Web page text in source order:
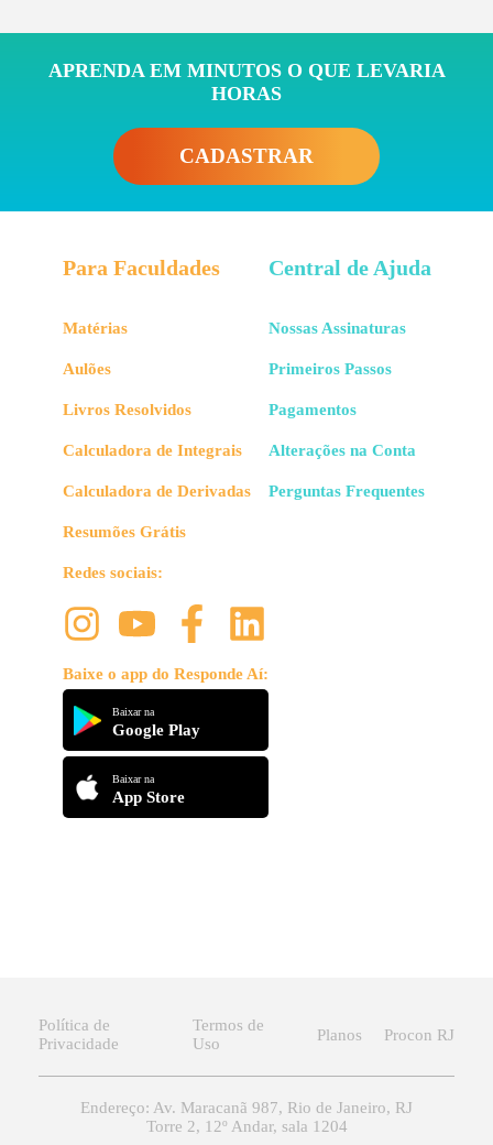
APRENDA EM MINUTOS O QUE LEVARIA
HORAS
CADASTRAR
Para Faculdades
Matérias
Aulões
Livros Resolvidos
Calculadora de Integrais
Calculadora de Derivadas
Resumões Grátis
Redes sociais:
Baixe o app do Responde Aí:
Baixar na
Google Play
Baixar na
App Store
Central de Ajuda
Nossas Assinaturas
Primeiros Passos
Pagamentos
Alterações na Conta
Perguntas Frequentes
Política de
Privacidade
Termos de
Uso
Planos Procon RJ
Endereço: Av. Maracanã 987, Rio de Janeiro, RJ
Torre 2, 12º Andar, sala 1204